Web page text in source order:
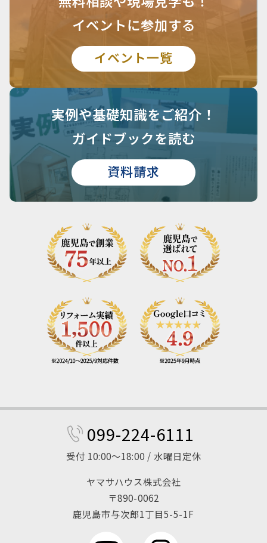
イベントに参加する
イベント一覧
実例や基礎知識をご紹介！
ガイドブックを読む
資料請求
099-224-6111
受付 10:00～18:00 / 水曜日定休
ヤマサハウス株式会社
〒890-0062
鹿児島市与次郎1丁目5-5-1F